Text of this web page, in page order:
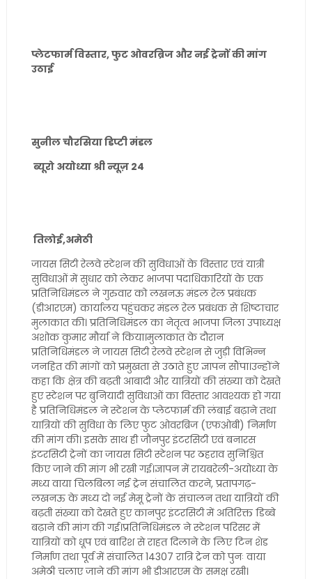
प्लेटफार्म विस्तार, फुट ओवरब्रिज और नई ट्रेनों की मांग
उठाई
सुनील चौरसिया डिप्टी मंडल
ब्यूरो अयोध्या श्री न्यूज़ 24
तिलोई,अमेठी
जायस सिटी रेलवे स्टेशन की सुविधाओं के विस्तार एवं यात्री
सुविधाओं में सुधार को लेकर भाजपा पदाधिकारियों के एक
प्रतिनिधिमंडल ने गुरुवार को लखनऊ मंडल रेल प्रबंधक
(डीआरएम) कार्यालय पहुंचकर मंडल रेल प्रबंधक से शिष्टाचार
मुलाकात की। प्रतिनिधिमंडल का नेतृत्व भाजपा जिला उपाध्यक्ष
अशोक कुमार मौर्या ने किया।मुलाकात के दौरान
प्रतिनिधिमंडल ने जायस सिटी रेलवे स्टेशन से जुड़ी विभिन्न
जनहित की मांगों को प्रमुखता से उठाते हुए ज्ञापन सौंपा।उन्होंने
कहा कि क्षेत्र की बढ़ती आबादी और यात्रियों की संख्या को देखते
हुए स्टेशन पर बुनियादी सुविधाओं का विस्तार आवश्यक हो गया
है प्रतिनिधिमंडल ने स्टेशन के प्लेटफार्म की लंबाई बढ़ाने तथा
यात्रियों की सुविधा के लिए फुट ओवरब्रिज (एफओबी) निर्माण
की मांग की। इसके साथ ही जौनपुर इंटरसिटी एवं बनारस
इंटरसिटी ट्रेनों का जायस सिटी स्टेशन पर ठहराव सुनिश्चित
किए जाने की मांग भी रखी गई।ज्ञापन में रायबरेली-अयोध्या के
मध्य वाया चिलबिला नई ट्रेन संचालित करने, प्रतापगढ़-
लखनऊ के मध्य दो नई मेमू ट्रेनों के संचालन तथा यात्रियों की
बढ़ती संख्या को देखते हुए कानपुर इंटरसिटी में अतिरिक्त डिब्बे
बढ़ाने की मांग की गई।प्रतिनिधिमंडल ने स्टेशन परिसर में
यात्रियों को धूप एवं बारिश से राहत दिलाने के लिए टिन शेड
निर्माण तथा पूर्व में संचालित 14307 रात्रि ट्रेन को पुनः वाया
अमेठी चलाए जाने की मांग भी डीआरएम के समक्ष रखी।